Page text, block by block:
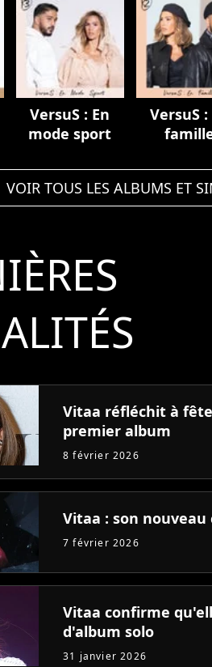
VersuS : En
mode sport
VersuS :
VOIR TOUS LES ALBUMS ET
Vitaa réfléchit à
premier album
8 février 2026
Vitaa : son
7 février 2026
Vitaa confirme
d'album solo
31 janvier 2026